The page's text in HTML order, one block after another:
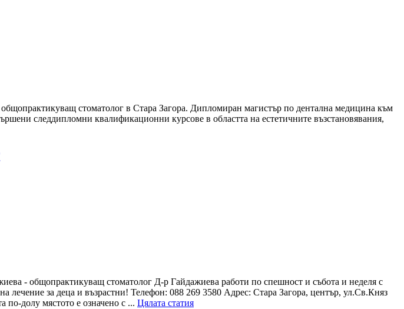
стоматолог в Стара Загора. Дипломиран магистър по дентална медицина към
следдипломни квалификационни курсове в областта на естетичните възстановявания,
- общопрактикуващ стоматолог Д-р Гайдажиева работи по спешност и събота и неделя с
лечение за деца и възрастни! Телефон: 088 269 3580 Адрес: Стара Загора, център, ул.Св.Княз
долу мястото е означено с ... Цялата статия